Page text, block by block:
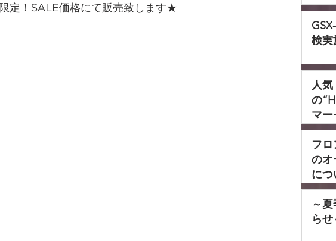
検実
人気
の
マー
す‼
フ
のオ
につ
～
らせ
定！SALE価格にて販売致します★